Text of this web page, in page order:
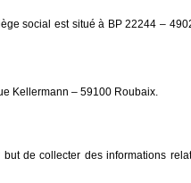
social est situé à BP 22244 –
Kellermann – 59100 Roubaix.
de collecter des informations